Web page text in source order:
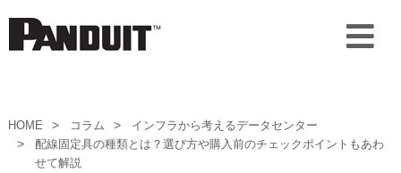
HOME コラム
インフラから考えるデータセンター
配線固定具の種類とは？選び方や購入前のチェックポイントもあわ
せて解説